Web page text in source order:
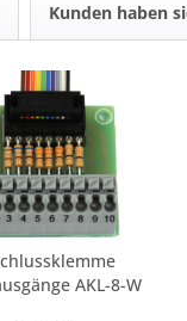
Kunden haben
AKL-8-W